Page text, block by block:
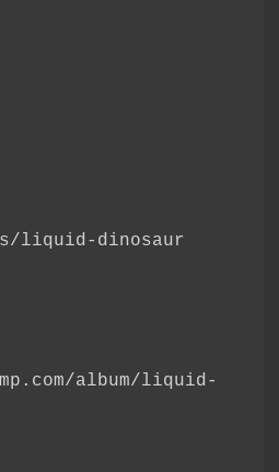
liquid-dinosaur
album/liquid-